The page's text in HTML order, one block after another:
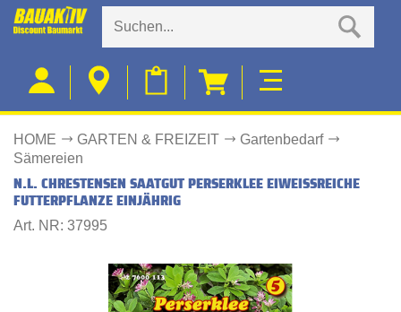
HOME GARTEN & FREIZEIT
Gartenbedarf
Sämereien
N.L. CHRESTENSEN SAATGUT PERSERKLEE EIWEISSREICHE F
UTTERPFLANZE EINJÄHRIG
Art. NR: 37995